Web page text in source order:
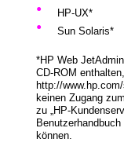
• HP-UX*
• Sun Solaris*
*HP Web
CD-ROM
http://
keinen Zugang
zu „HP-
können.